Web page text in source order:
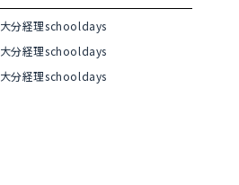
大分経理schooldays
大分経理schooldays
大分経理schooldays